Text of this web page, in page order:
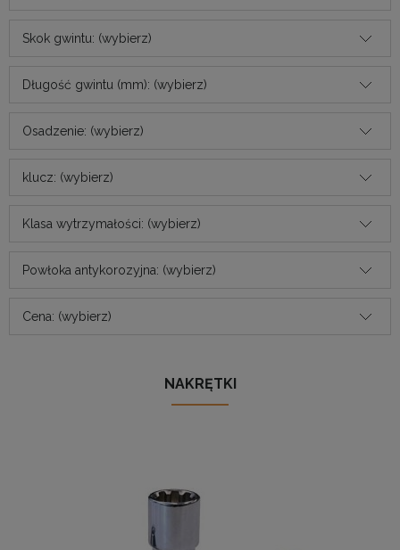
Skok gwintu: (wybierz)
Długość gwintu (mm): (wybierz)
Osadzenie: (wybierz)
klucz: (wybierz)
Klasa wytrzymałości: (wybierz)
Powłoka antykorozyjna: (wybierz)
Cena: (wybierz)
NAKRĘTKI